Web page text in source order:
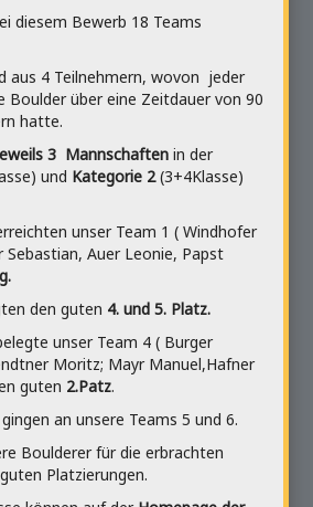
diesem Bewerb 18 Teams
aus 4 Teilnehmern, wovon jeder
Boulder über eine Zeitdauer von 90
hatte.
3 Mannschaften in der
und Kategorie 2(3+4Klasse)
unser Team 1 ( Windhofer
Sebastian, Auer Leonie, Papst
den guten 4. und 5. Platz.
unser Team 4 ( Burger
Moritz; Mayr Manuel,Hafner
guten 2.Patz.
gingen an unsere Teams 5 und 6.
Boulderer für die erbrachten
Platzierungen.